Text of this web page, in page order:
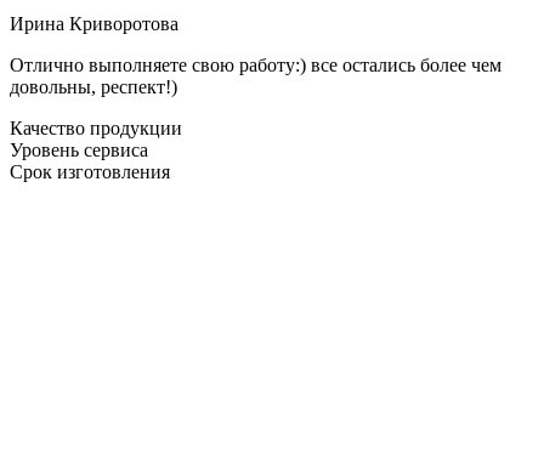
Ирина Криворотова
Отлично выполняете свою работу:) все остались более чем
довольны, респект!)
Качество продукции
Уровень сервиса
Срок изготовления